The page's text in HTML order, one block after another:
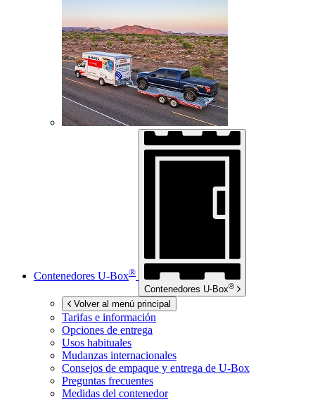
Contenedores U-Box®
Contenedores U-Box®
Volver al menú principal
Tarifas e información
Opciones de entrega
Usos habituales
Mudanzas internacionales
Consejos de empaque y entrega de U-Box
Preguntas frecuentes
Medidas del contenedor